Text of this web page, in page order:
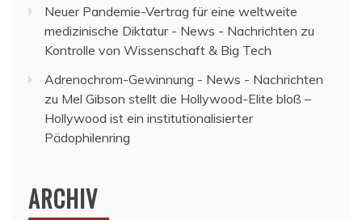
Neuer Pandemie-Vertrag für eine weltweite
medizinische Diktatur - News - Nachrichten zu
Kontrolle von Wissenschaft & Big Tech
Adrenochrom-Gewinnung - News - Nachrichten
zu Mel Gibson stellt die Hollywood-Elite bloß –
Hollywood ist ein institutionalisierter
Pädophilenring
ARCHIV